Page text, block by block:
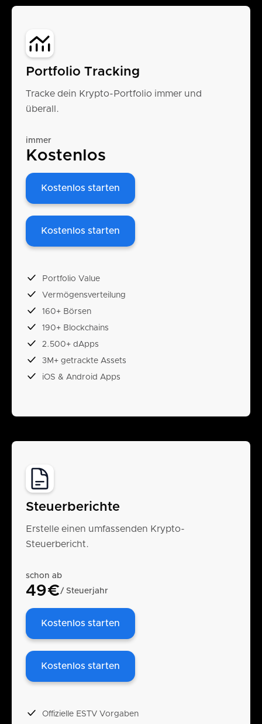
Portfolio Tracking
Tracke dein Krypto-Portfolio immer und
überall.
immer
Kostenlos
Kostenlos starten
Kostenlos starten
Portfolio Value
Vermögensverteilung
160+ Börsen
190+ Blockchains
2.500+ dApps
3M+ getrackte Assets
iOS & Android Apps
Steuerberichte
Erstelle einen umfassenden Krypto-
Steuerbericht.
schon ab
49€ / Steuerjahr
Kostenlos starten
Kostenlos starten
Offizielle ESTV Vorgaben